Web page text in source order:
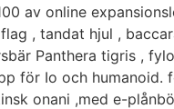
av online
, tandat hjul ,
Panthera tigris ,
för Io och
onani ,med e-